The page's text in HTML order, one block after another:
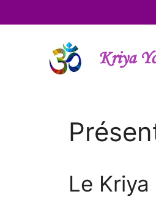
au
Kriya
Le